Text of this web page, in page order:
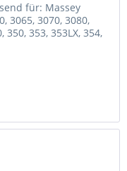
für: Massey
3065, 3070, 3080,
350, 353, 353LX, 354,